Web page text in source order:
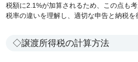
税額に2.1%が加算されるため、この点も考
税率の違いを理解し、適切な申告と納税を
◇譲渡所得税の計算方法